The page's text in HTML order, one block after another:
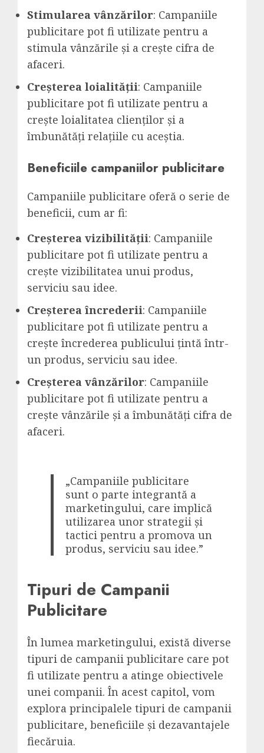
Stimularea vânzărilor: Campaniile
publicitare pot fi utilizate pentru a
stimula vânzările și a crește cifra de
afaceri.
Creșterea loialității: Campaniile
publicitare pot fi utilizate pentru a
crește loialitatea clienților și a
îmbunătăți relațiile cu aceștia.
Beneficiile campaniilor publicitare
Campaniile publicitare oferă o serie de
beneficii, cum ar fi:
Creșterea vizibilității: Campaniile
publicitare pot fi utilizate pentru a
crește vizibilitatea unui produs,
serviciu sau idee.
Creșterea încrederii: Campaniile
publicitare pot fi utilizate pentru a
crește încrederea publicului țintă într-
un produs, serviciu sau idee.
Creșterea vânzărilor: Campaniile
publicitare pot fi utilizate pentru a
crește vânzările și a îmbunătăți cifra de
afaceri.
„Campaniile publicitare
sunt o parte integrantă a
marketingului, care implică
utilizarea unor strategii și
tactici pentru a promova un
produs, serviciu sau idee.”
Tipuri de Campanii
Publicitare
În lumea marketingului, există diverse
tipuri de campanii publicitare care pot
fi utilizate pentru a atinge obiectivele
unei companii. În acest capitol, vom
explora principalele tipuri de campanii
publicitare, beneficiile și dezavantajele
fiecăruia.